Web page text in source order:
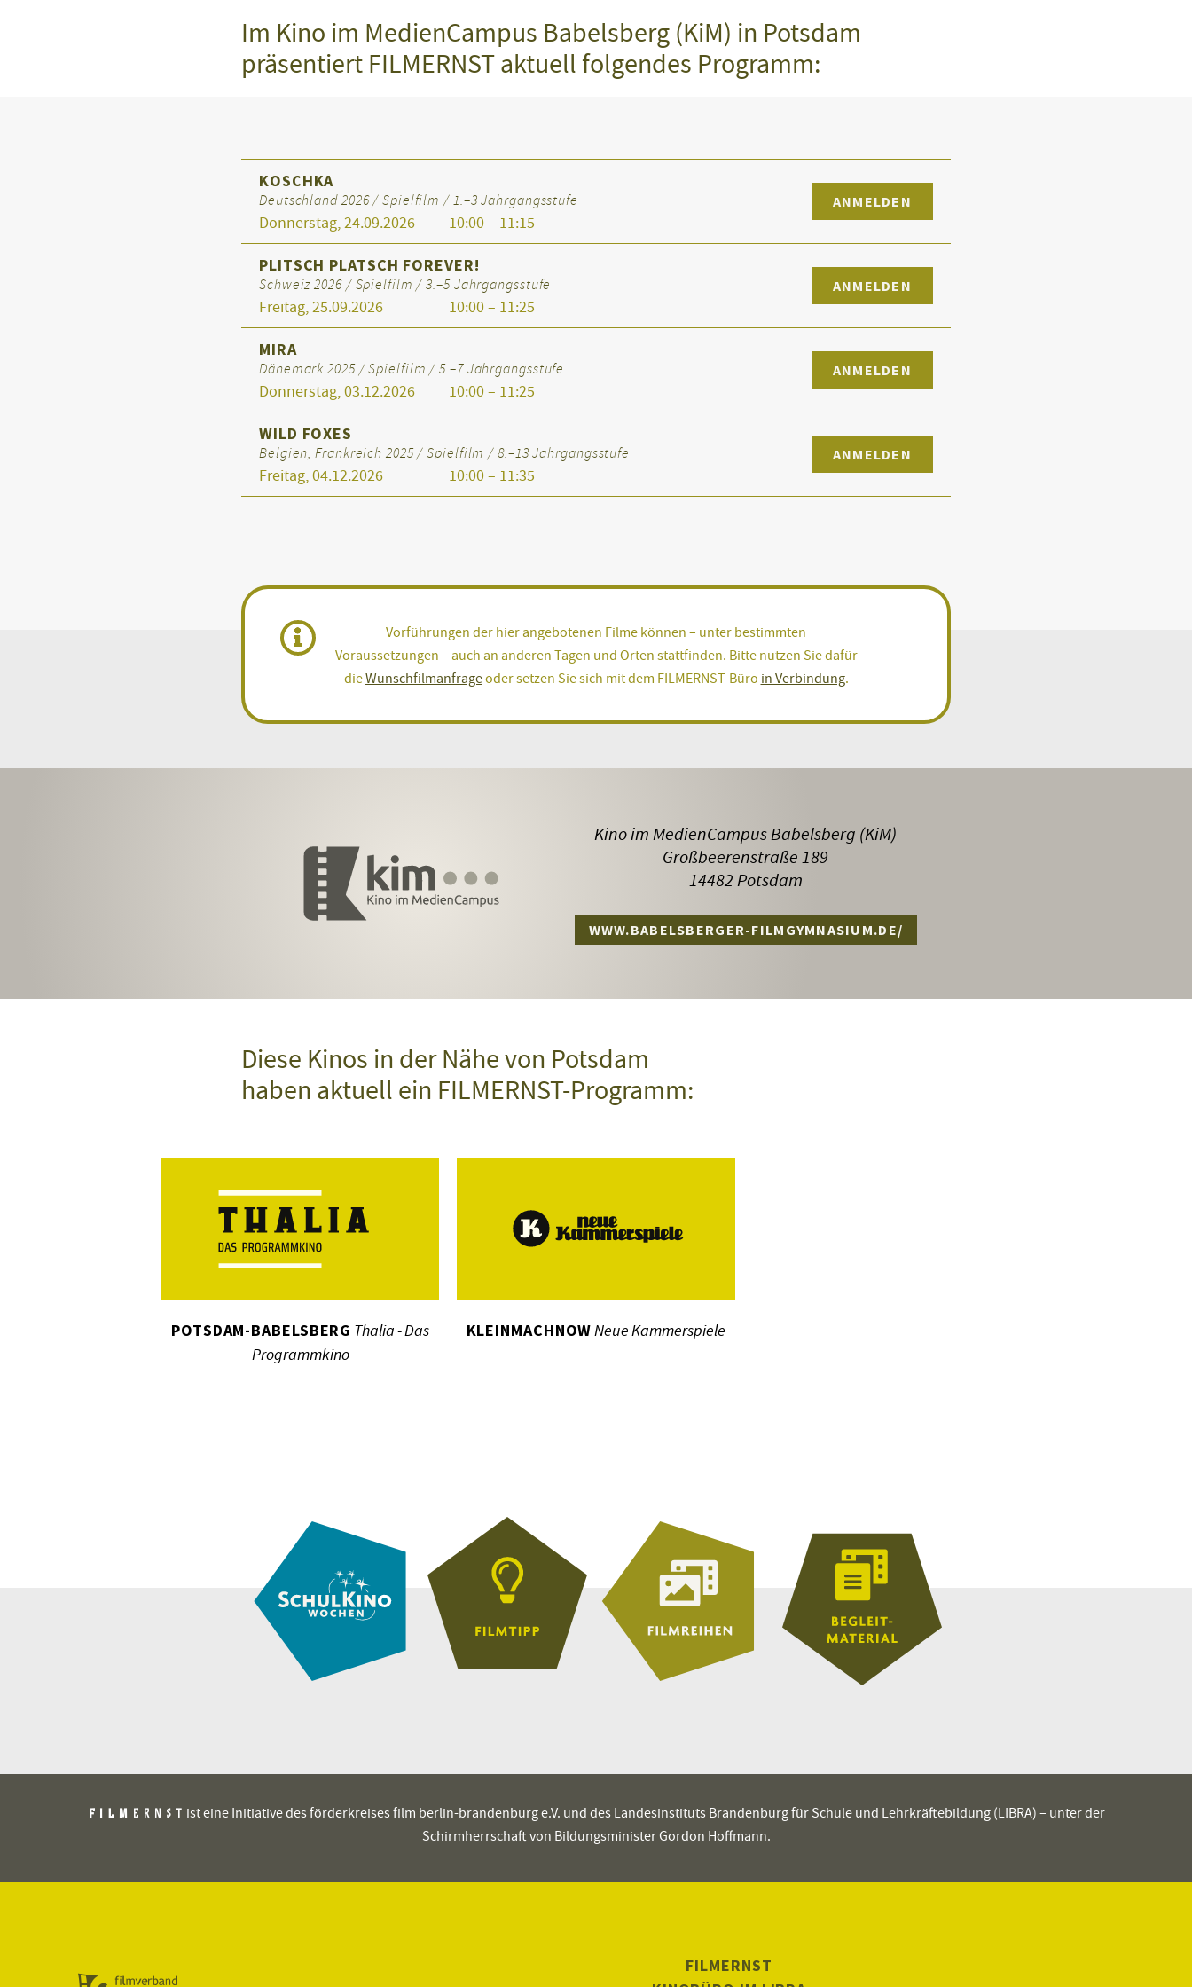
Im Kino im MedienCampus Babelsberg (KiM) in Potsdam
präsentiert FILMERNST aktuell folgendes Programm:
KOSCHKA
Deutschland 2026 / Spielfilm / 1.–3 Jahrgangsstufe ANMELDEN
Donnerstag, 24.09.2026 10:00 – 11:15
PLITSCH PLATSCH FOREVER!
Schweiz 2026 / Spielfilm / 3.–5 Jahrgangsstufe ANMELDEN
Freitag, 25.09.2026 10:00 – 11:25
MIRA
Dänemark 2025 / Spielfilm / 5.–7 Jahrgangsstufe ANMELDEN
Donnerstag, 03.12.2026 10:00 – 11:25
WILD FOXES
Belgien, Frankreich 2025 / Spielfilm / 8.–13 Jahrgangsstufe ANMELDEN
Freitag, 04.12.2026 10:00 – 11:35
Vorführungen der hier angebotenen Filme können – unter bestimmten
Voraussetzungen – auch an anderen Tagen und Orten stattfinden. Bitte nutzen Sie dafür
dieWunschfilmanfrageoder setzen Sie sich mit dem FILMERNST-Büro in Verbindung.
Kino im MedienCampus Babelsberg (KiM)
Großbeerenstraße 189
14482 Potsdam
WWW.BABELSBERGER-FILMGYMNASIUM.DE/
Diese Kinos in der Nähe von Potsdam
haben aktuell ein FILMERNST-Programm:
POTSDAM-BABELSBERG Thalia - Das
Programmkino
KLEINMACHNOWNeue Kammerspiele
ist eine Initiative des förderkreises film berlin-brandenburg e.V. und des Landesinstituts Brandenburg für Schule und Lehrkräftebildung (LIBRA) – unter der
Schirmherrschaft von Bildungsminister Gordon Hoffmann.
FILMERNST